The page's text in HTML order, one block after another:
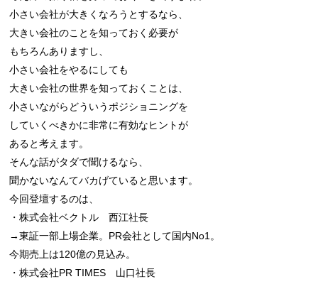
小さい会社が大きくなろうとするなら、
大きい会社のことを知っておく必要が
もちろんありますし、
小さい会社をやるにしても
大きい会社の世界を知っておくことは、
小さいながらどういうポジショニングを
していくべきかに非常に有効なヒントが
あると考えます。
そんな話がタダで聞けるなら、
聞かないなんてバカげていると思います。
今回登壇するのは、
・株式会社ベクトル　西江社長
→東証一部上場企業。PR会社として国内No1。
今期売上は120億の見込み。
・株式会社PR TIMES　山口社長